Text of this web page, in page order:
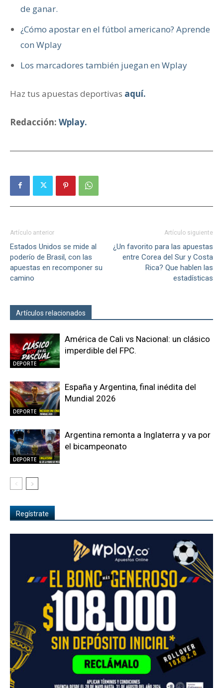
de ganar.
¿Cómo apostar en el fútbol americano? Aprende
con Wplay
Los marcadores también juegan en Wplay
Haz tus apuestas deportivas aquí.
Redacción: Wplay.
Artículo anterior
Estados Unidos se mide al
poderío de Brasil, con las
apuestas en recomponer su
camino
Artículo siguiente
¿Un favorito para las apuestas
entre Corea del Sur y Costa
Rica? Que hablen las
estadísticas
Artículos relacionados
DEPORTE
América de Cali vs Nacional: un clásico
imperdible del FPC.
DEPORTE
España y Argentina, final inédita del
Mundial 2026
DEPORTE
Argentina remonta a Inglaterra y va por
el bicampeonato
Regístrate